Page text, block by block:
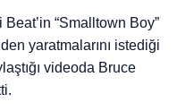
“Smalltown Boy”
yaratmalarını istediği
videoda Bruce